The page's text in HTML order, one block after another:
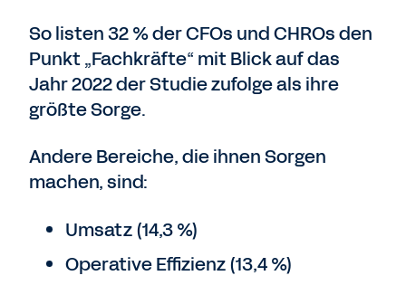
So listen 32 % der CFOs und CHROs den
Punkt „Fachkräfte“ mit Blick auf das
Jahr 2022 der Studie zufolge als ihre
größte Sorge.
Andere Bereiche, die ihnen Sorgen
machen, sind:
Umsatz (14,3 %)
Operative Effizienz (13,4 %)